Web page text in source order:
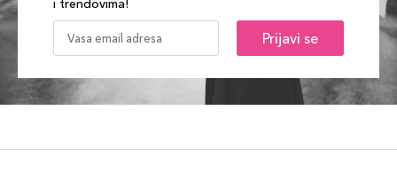
i trendovima!
Prijavi se